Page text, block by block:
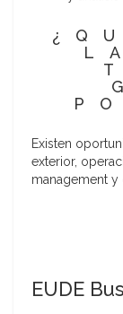
Existen
exterior,
management
EUDE